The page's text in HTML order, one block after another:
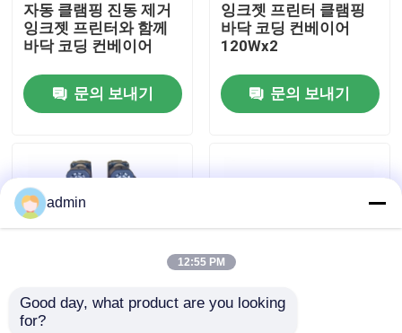
공장 투어
품질 관리
뉴스
인용 을 요청 하십시오
자동 클램핑 진동 제거
잉크젯 프린터와 함께
바닥 코딩 컨베이어
문의 보내기
잉크젯 프린터 클램핑
바닥 코딩 컨베이어
120Wx2
문의 보내기
진동 제거 잉크젯 프린
admin
12:55 PM
Good day, what product are you looking
for?